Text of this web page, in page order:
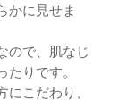
かに見せま
ので、肌なじ
りです。
こだわり、